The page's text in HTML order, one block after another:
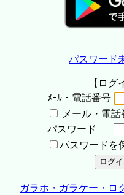
パスワード
【ログ
ﾒｰﾙ・電話番号
メール・電
パスワード
パスワードを
ガラホ・ガラケー・ロ